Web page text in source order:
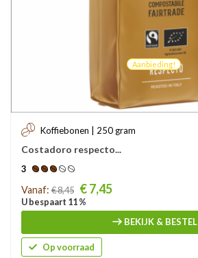
Aanbieding!
Koffiebonen | 250 gram
Costadoro respecto...
3
Prijs
Vanaf: € 8,45 € 7,45
U bespaart 11 %
BEKIJK & BESTEL
Op voorraad